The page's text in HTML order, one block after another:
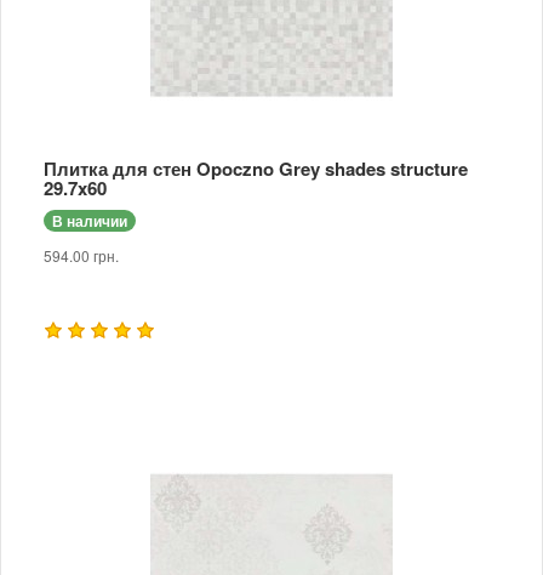
Плитка для стен Opoczno Grey shades structure
29.7x60
В наличии
594.00 грн.